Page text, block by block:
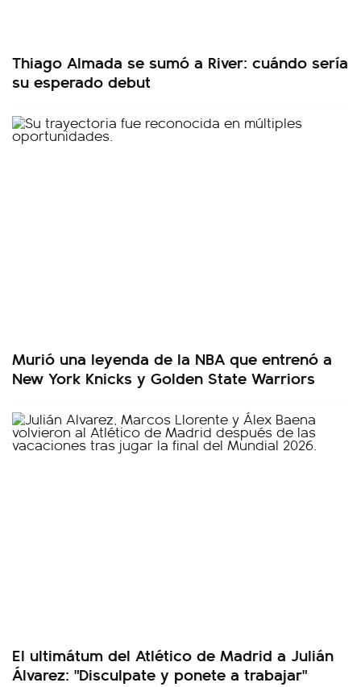
Thiago Almada se sumó a River: cuándo sería
su esperado debut
Murió una leyenda de la NBA que entrenó a
New York Knicks y Golden State Warriors
El ultimátum del Atlético de Madrid a Julián
Álvarez: "Disculpate y ponete a trabajar"